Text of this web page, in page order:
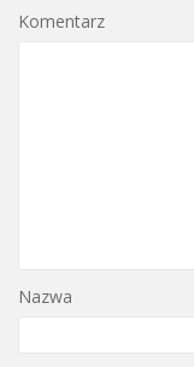
Komentarz
Nazwa